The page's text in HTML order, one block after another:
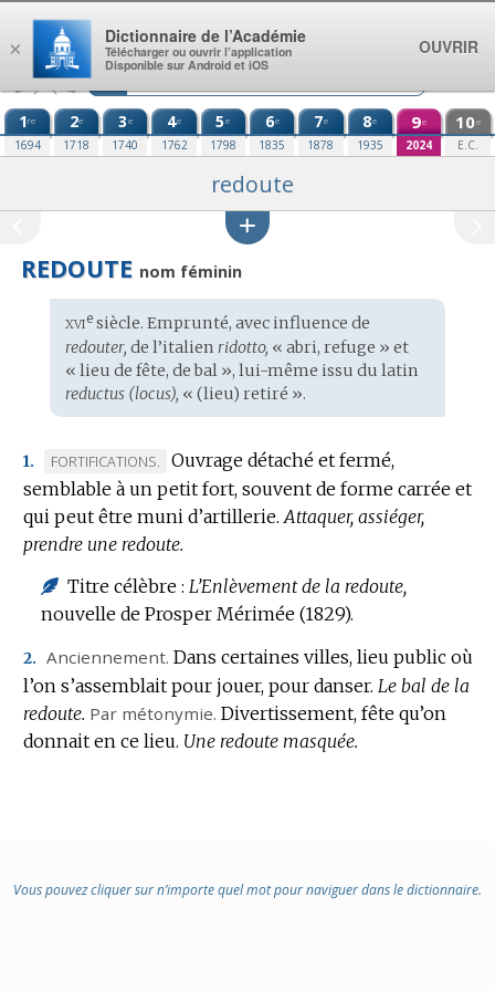
Aller au contenu
1re
1694
2e
1718
3e
1740
4e
1762
5e
1798
6e
1835
7e
1878
8e
1935
9e
2024
10e
E.C.
redoute
REDOUTE nom féminin
Étymologie
:
xviesiècle. Emprunté, avec influence de
redouter, de l’italien ridotto, « abri, refuge » et
« lieu de fête, de bal », lui-même issu du latin
reductus (locus), « (lieu) retiré ».
1.
MARQUE
DE
DOMAINE
:
FORTIFICATIONS.
Ouvrage détaché et fermé,
semblable à un petit fort, souvent de forme carrée et
qui peut être muni d’artillerie. Attaquer, assiéger,
prendre une redoute.
Titre célèbre : L’Enlèvement de la redoute,
nouvelle de Prosper Mérimée (1829).
2. Anciennement. Dans certaines villes, lieu public où
l’on s’assemblait pour jouer, pour danser. Le bal de la
redoute. Par métonymie. Divertissement, fête qu’on
donnait en ce lieu. Une redoute masquée.
Vous pouvez cliquer sur n’importe quel mot pour naviguer dans le dictionnaire.
×
Dictionnaire de l’Académie
Télécharger ou ouvrir l’application
Disponible sur Android et iOS
OUVRIR